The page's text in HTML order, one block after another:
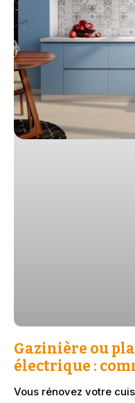
Gazinière ou
électrique :
Vous rénovez votre